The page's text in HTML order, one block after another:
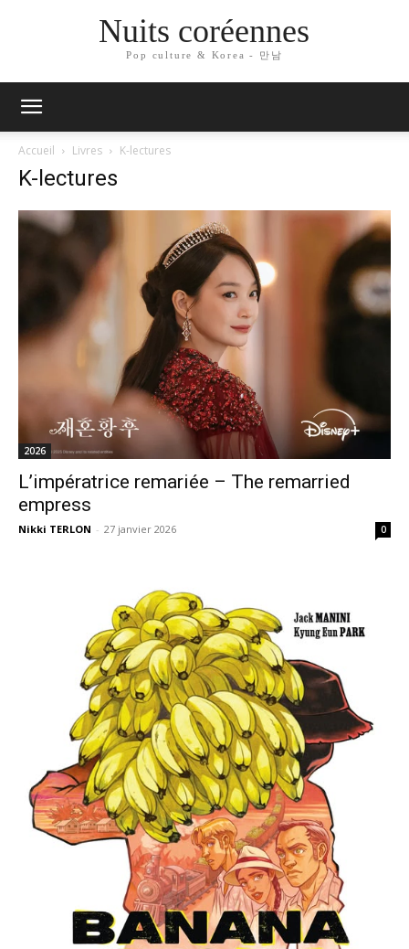
Nuits coréennes
Pop culture & Korea - 만남
Accueil Livres K-lectures
K-lectures
2026
L’impératrice remariée – The remarried
empress
Nikki TERLON - 27 janvier 2026 0